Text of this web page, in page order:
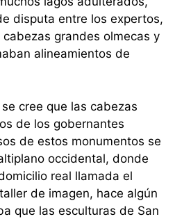
disputa entre los expertos,
grandes olmecas y
alineamientos de
cree que las cabezas
de los gobernantes
de estos monumentos se
occidental, donde
real llamada el
de imagen, hace algún
que las esculturas de San